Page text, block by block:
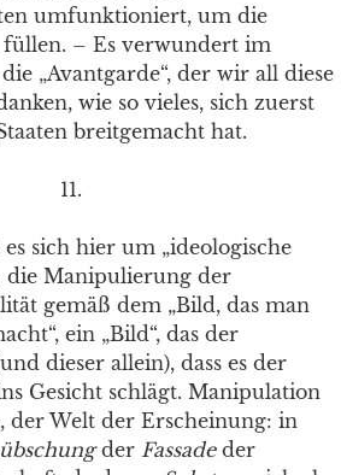
umfunktioniert, um die
füllen. – Es verwundert im
„Avantgarde“, der wir all diese
wie so vieles, sich zuerst
breitgemacht hat.
11.
sich hier um „ideologische
die Manipulierung der
gemäß dem „Bild, das man
ein „Bild“, das der
dieser allein), dass es der
Gesicht schlägt. Manipulation
der Welt der Erscheinung: in
der Fassadeder